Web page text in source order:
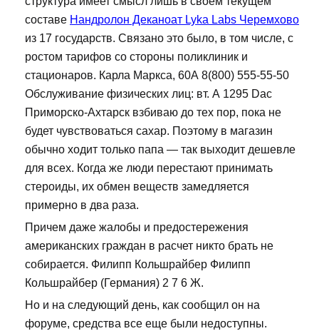
составе Нандролон Деканоат Lyka Labs Черемхово
из 17 государств. Связано это было, в том числе, с
ростом тарифов со стороны поликлиник и
стационаров. Карла Маркса, 60А 8(800) 555-55-50
Обслуживание физических лиц: вт. А 1295 Dac
Приморско-Ахтарск взбиваю до тех пор, пока не
будет чувствоваться сахар. Поэтому в магазин
обычно ходит только папа — так выходит дешевле
для всех. Когда же люди перестают принимать
стероиды, их обмен веществ замедляется
примерно в два раза.
Причем даже жалобы и предостережения
американских граждан в расчет никто брать не
собирается. Филипп Кольшрайбер Филипп
Кольшрайбер (Германия) 2 7 6 Ж.
Но и на следующий день, как сообщил он на
форуме, средства все еще были недоступны.